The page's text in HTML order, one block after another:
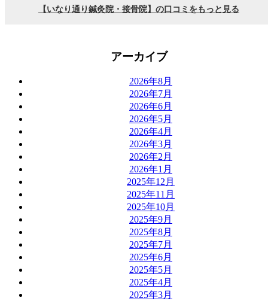
アーカイブ
2026年8月
2026年7月
2026年6月
2026年5月
2026年4月
2026年3月
2026年2月
2026年1月
2025年12月
2025年11月
2025年10月
2025年9月
2025年8月
2025年7月
2025年6月
2025年5月
2025年4月
2025年3月